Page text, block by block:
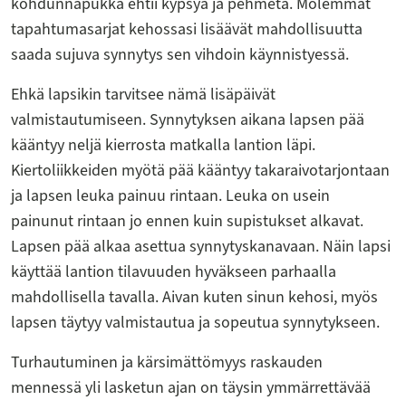
tapahtumasarjat kehossasi lisäävät mahdollisuutta
saada sujuva synnytys sen vihdoin käynnistyessä.
Ehkä lapsikin tarvitsee nämä lisäpäivät
valmistautumiseen. Synnytyksen aikana lapsen pää
kääntyy neljä kierrosta matkalla lantion läpi.
Kiertoliikkeiden myötä pää kääntyy takaraivotarjontaan
ja lapsen leuka painuu rintaan. Leuka on usein
painunut rintaan jo ennen kuin supistukset alkavat.
Lapsen pää alkaa asettua synnytyskanavaan. Näin lapsi
käyttää lantion tilavuuden hyväkseen parhaalla
mahdollisella tavalla. Aivan kuten sinun kehosi, myös
lapsen täytyy valmistautua ja sopeutua synnytykseen.
Turhautuminen ja kärsimättömyys raskauden
mennessä yli lasketun ajan on täysin ymmärrettävää